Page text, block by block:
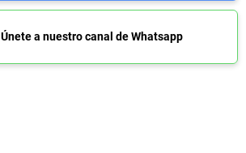
Únete a nuestro canal de Whatsapp